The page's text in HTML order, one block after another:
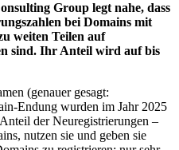
Group legt nahe, dass
bei Domains mit
weiten Teilen auf
sind. Ihr Anteil wird auf bis
(genauer gesagt:
Endung wurden im Jahr 2025
der Neuregistrierungen –
nutzen sie und geben sie